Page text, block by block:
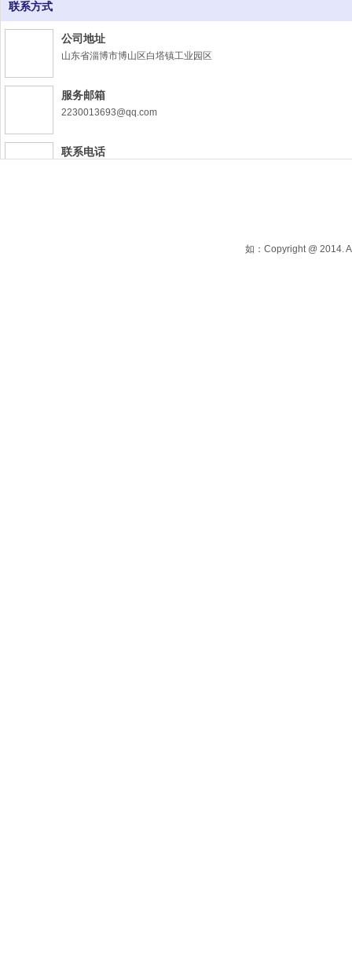
诚信经营，以客户为中心，贴心服务
精神
产品系列
联系方式
公司地址
山东省淄博市博山区白塔镇工业园区
服务邮箱
2230013693@qq.com
联系电话
如：Copyright @ 2014.